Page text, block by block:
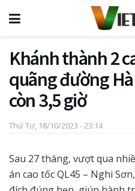
Khánh thành 2
quãng đường
còn 3,5 giờ
Thứ Tư, 18/10/2023 - 23:14
Sau 27 tháng, vượt qua
án cao tốc QL45 – Nghi